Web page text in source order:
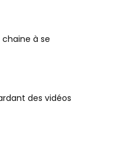
à se
des vidéos